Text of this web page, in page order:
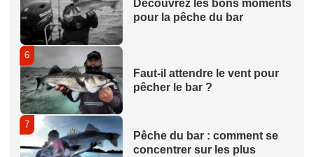
Découvrez les bons moments
pour la pêche du bar
6
Faut-il attendre le vent pour
pêcher le bar ?
7
Pêche du bar : comment se
concentrer sur les plus